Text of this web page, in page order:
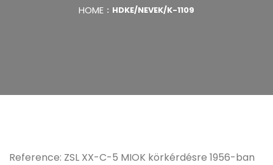
HOME HDKE/NEVEK/K-1109
Reference: ZSL XX-C-5 MIOK körkérdésre 1956-ban